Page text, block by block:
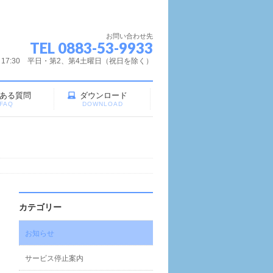
お問い合わせ先
TEL 0883-53-9933
平日・第2、第4土曜日（祝日を除く）
る質問
FAQ
ダウンロード
DOWNLOAD
カテゴリー
お知らせ
サービス停止案内